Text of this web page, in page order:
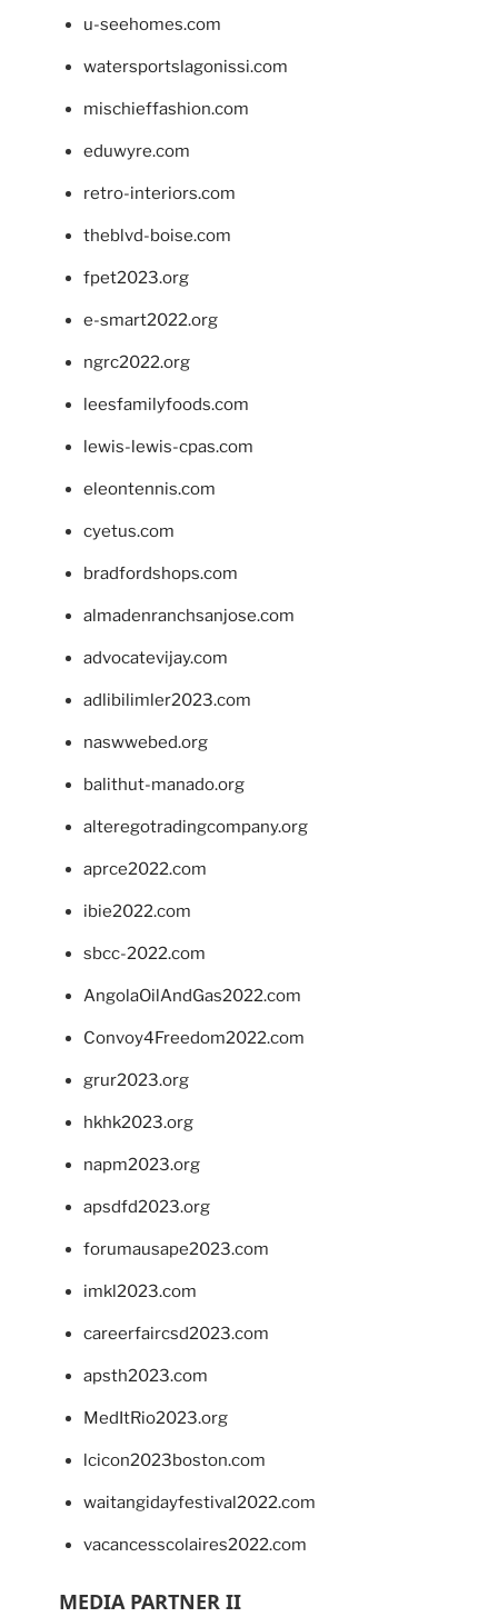
u-seehomes.com
watersportslagonissi.com
mischieffashion.com
eduwyre.com
retro-interiors.com
theblvd-boise.com
fpet2023.org
e-smart2022.org
ngrc2022.org
leesfamilyfoods.com
lewis-lewis-cpas.com
eleontennis.com
cyetus.com
bradfordshops.com
almadenranchsanjose.com
advocatevijay.com
adlibilimler2023.com
naswwebed.org
balithut-manado.org
alteregotradingcompany.org
aprce2022.com
ibie2022.com
sbcc-2022.com
AngolaOilAndGas2022.com
Convoy4Freedom2022.com
grur2023.org
hkhk2023.org
napm2023.org
apsdfd2023.org
forumausape2023.com
imkl2023.com
careerfaircsd2023.com
apsth2023.com
MedItRio2023.org
lcicon2023boston.com
waitangidayfestival2022.com
vacancesscolaires2022.com
MEDIA PARTNER II